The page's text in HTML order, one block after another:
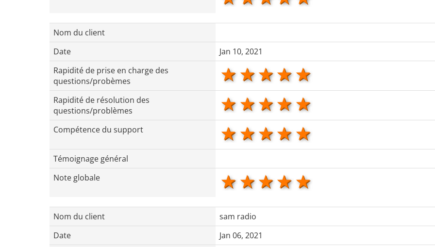
Nom du client
Date
Jan 10, 2021
Rapidité de prise en charge des
questions/probèmes
4 stars
3 stars
2 stars
1 star
Rapidité de résolution des
questions/problèmes
4 stars
3 stars
2 stars
1 star
Compétence du support 4 stars
3 stars
2 stars
1 star
Témoignage général
Note globale
4 stars
3 stars
2 stars
1 star
Nom du client
sam radio
Date
Jan 06, 2021